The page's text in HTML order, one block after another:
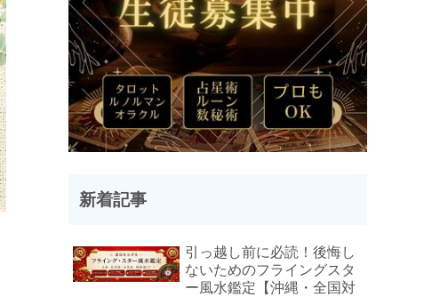
新着記事
引っ越し前に必読！後悔し
ないためのフライングスタ
ー風水鑑定【沖縄・全国対